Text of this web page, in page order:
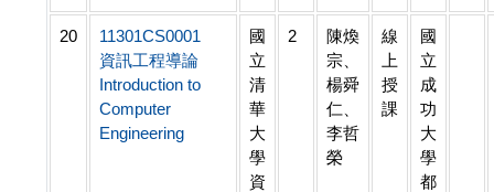
20
11301CS0001
資訊工程導論
Introduction to
Computer
Engineering
國
立
清
華
大
學
資
2
陳煥
宗、
楊舜
仁、
李哲
榮
線
上
授
課
國
立
成
功
大
學
都